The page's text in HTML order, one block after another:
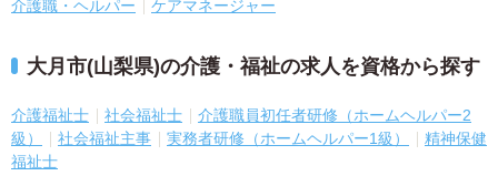
介護職・ヘルパー ケアマネージャー
大月市(山梨県)の介護・福祉の求人を資格から探す
介護福祉士 社会福祉士
介護職員初任者研修（ホームヘルパー2
級）
社会福祉主事 実務者研修（ホームヘルパー1級）
精神保健
福祉士